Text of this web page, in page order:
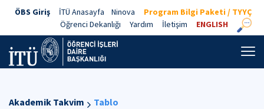
ÖBS Giriş İTÜ Anasayfa Ninova
Program Bilgi Paketi / TYYÇ
Öğrenci Dekanlığı
Yardım İletişim ENGLISH
Akademik Takvim Tablo